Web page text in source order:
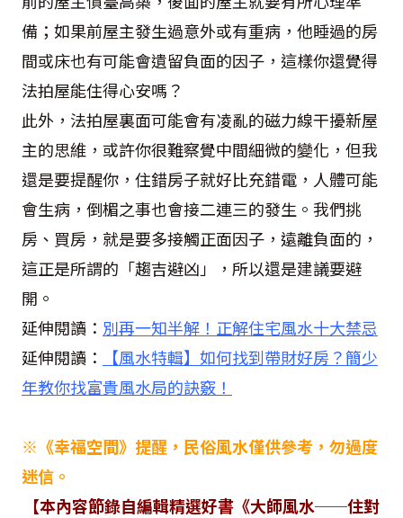
備；如果前屋主發生過意外或有重病，他睡過的房
間或床也有可能會遺留負面的因子，這樣你還覺得
法拍屋能住得心安嗎？
此外，法拍屋裏面可能會有凌亂的磁力線干擾新屋
主的思維，或許你很難察覺中間細微的變化，但我
還是要提醒你，住錯房子就好比充錯電，人體可能
會生病，倒楣之事也會接二連三的發生。我們挑
房、買房，就是要多接觸正面因子，遠離負面的，
這正是所謂的「趨吉避凶」，所以還是建議要避
開。
延伸閱讀： 別再一知半解！正解住宅風水十大禁忌
延伸閱讀：
【風水特輯】如何找到帶財好房？簡少
年教你找富貴風水局的訣竅！
※《幸福空間》提醒，民俗風水僅供參考，勿過度
迷信。
【本內容節錄自編輯精選好書《大師風水──住對